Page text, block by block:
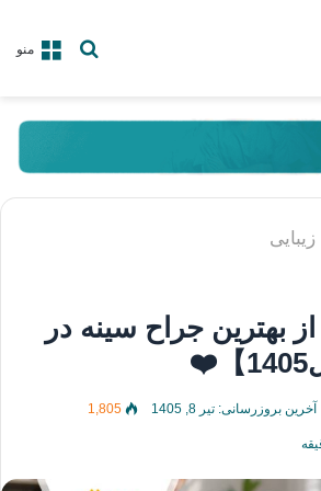
منوجستجو
12 تا از بهترین جراح سینه در
آخرین بروزرسانی: تیر 8, 1405 1,805